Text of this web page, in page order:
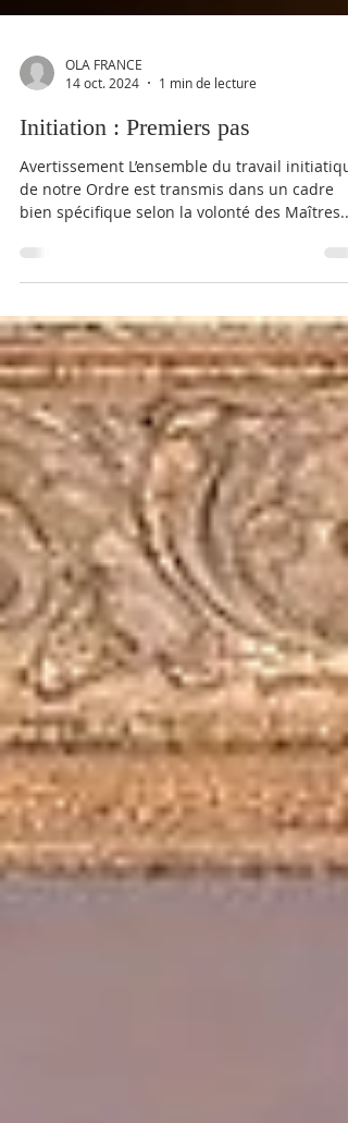
14 oct. 2024
1 min de lecture
Initiation : Premiers pas
Avertissement L’ensemble du travail
bien spécifique selon la volonté des Maîtres...